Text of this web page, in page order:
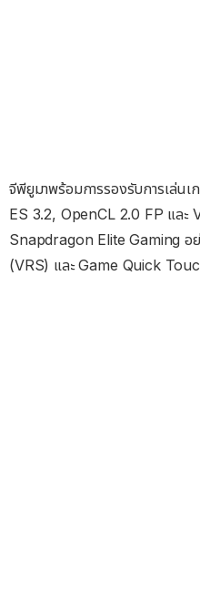
จีพียูมาพร้อมการรองรับการเล่น
ES 3.2, OpenCL 2.0 FP และ
Snapdragon Elite Gaming อ
(VRS) และ Game Quick